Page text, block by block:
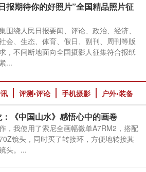
报期待你的好照片”全国精品照片征
围绕人民日报要闻、评论、政治、经济、
会、生态、体育、假日、副刊、周刊等版
，不间断地面向全国摄影人征集符合报纸
...
评测•评论 手机摄影 户外•装备
《中国山水》感悟心中的画卷
，我使用了索尼全画幅微单A7RM2，搭配
镜头，同时买了转接环，方便地转接其
头。...